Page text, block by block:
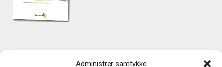
Administrer samtykke